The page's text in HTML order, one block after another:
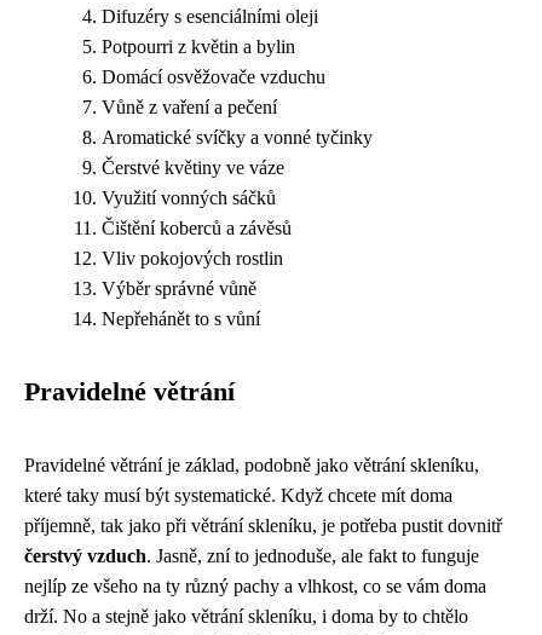
Difuzéry s esenciálními oleji
Potpourri z květin a bylin
Domácí osvěžovače vzduchu
Vůně z vaření a pečení
Aromatické svíčky a vonné tyčinky
Čerstvé květiny ve váze
Využití vonných sáčků
Čištění koberců a závěsů
Vliv pokojových rostlin
Výběr správné vůně
Nepřehánět to s vůní
Pravidelné větrání
Pravidelné větrání je základ, podobně jako větrání skleníku,
které taky musí být systematické. Když chcete mít doma
příjemně, tak jako při větrání skleníku, je potřeba pustit dovnitř
čerstvý vzduch. Jasně, zní to jednoduše, ale fakt to funguje
nejlíp ze všeho na ty různý pachy a vlhkost, co se vám doma
drží. No a stejně jako větrání skleníku, i doma by to chtělo